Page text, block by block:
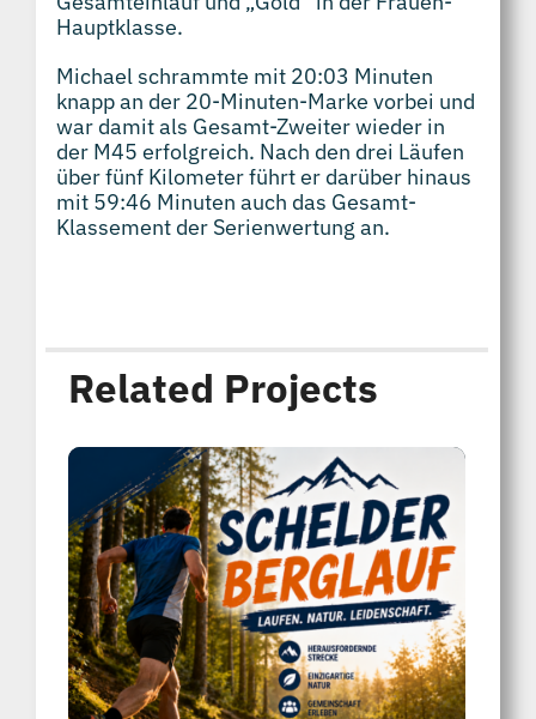
Hauptklasse.
Michael schrammte mit 20:03 Minuten
knapp an der 20-Minuten-Marke vorbei und
war damit als Gesamt-Zweiter wieder in
der M45 erfolgreich. Nach den drei Läufen
über fünf Kilometer führt er darüber hinaus
mit 59:46 Minuten auch das Gesamt-
Klassement der Serienwertung an.
Related Projects